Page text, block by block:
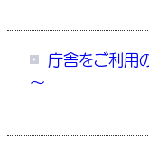
庁舎をご利用
～